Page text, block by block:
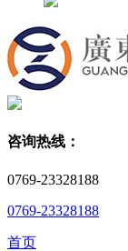
咨询热线：
0769-23328188
0769-23328188
首页